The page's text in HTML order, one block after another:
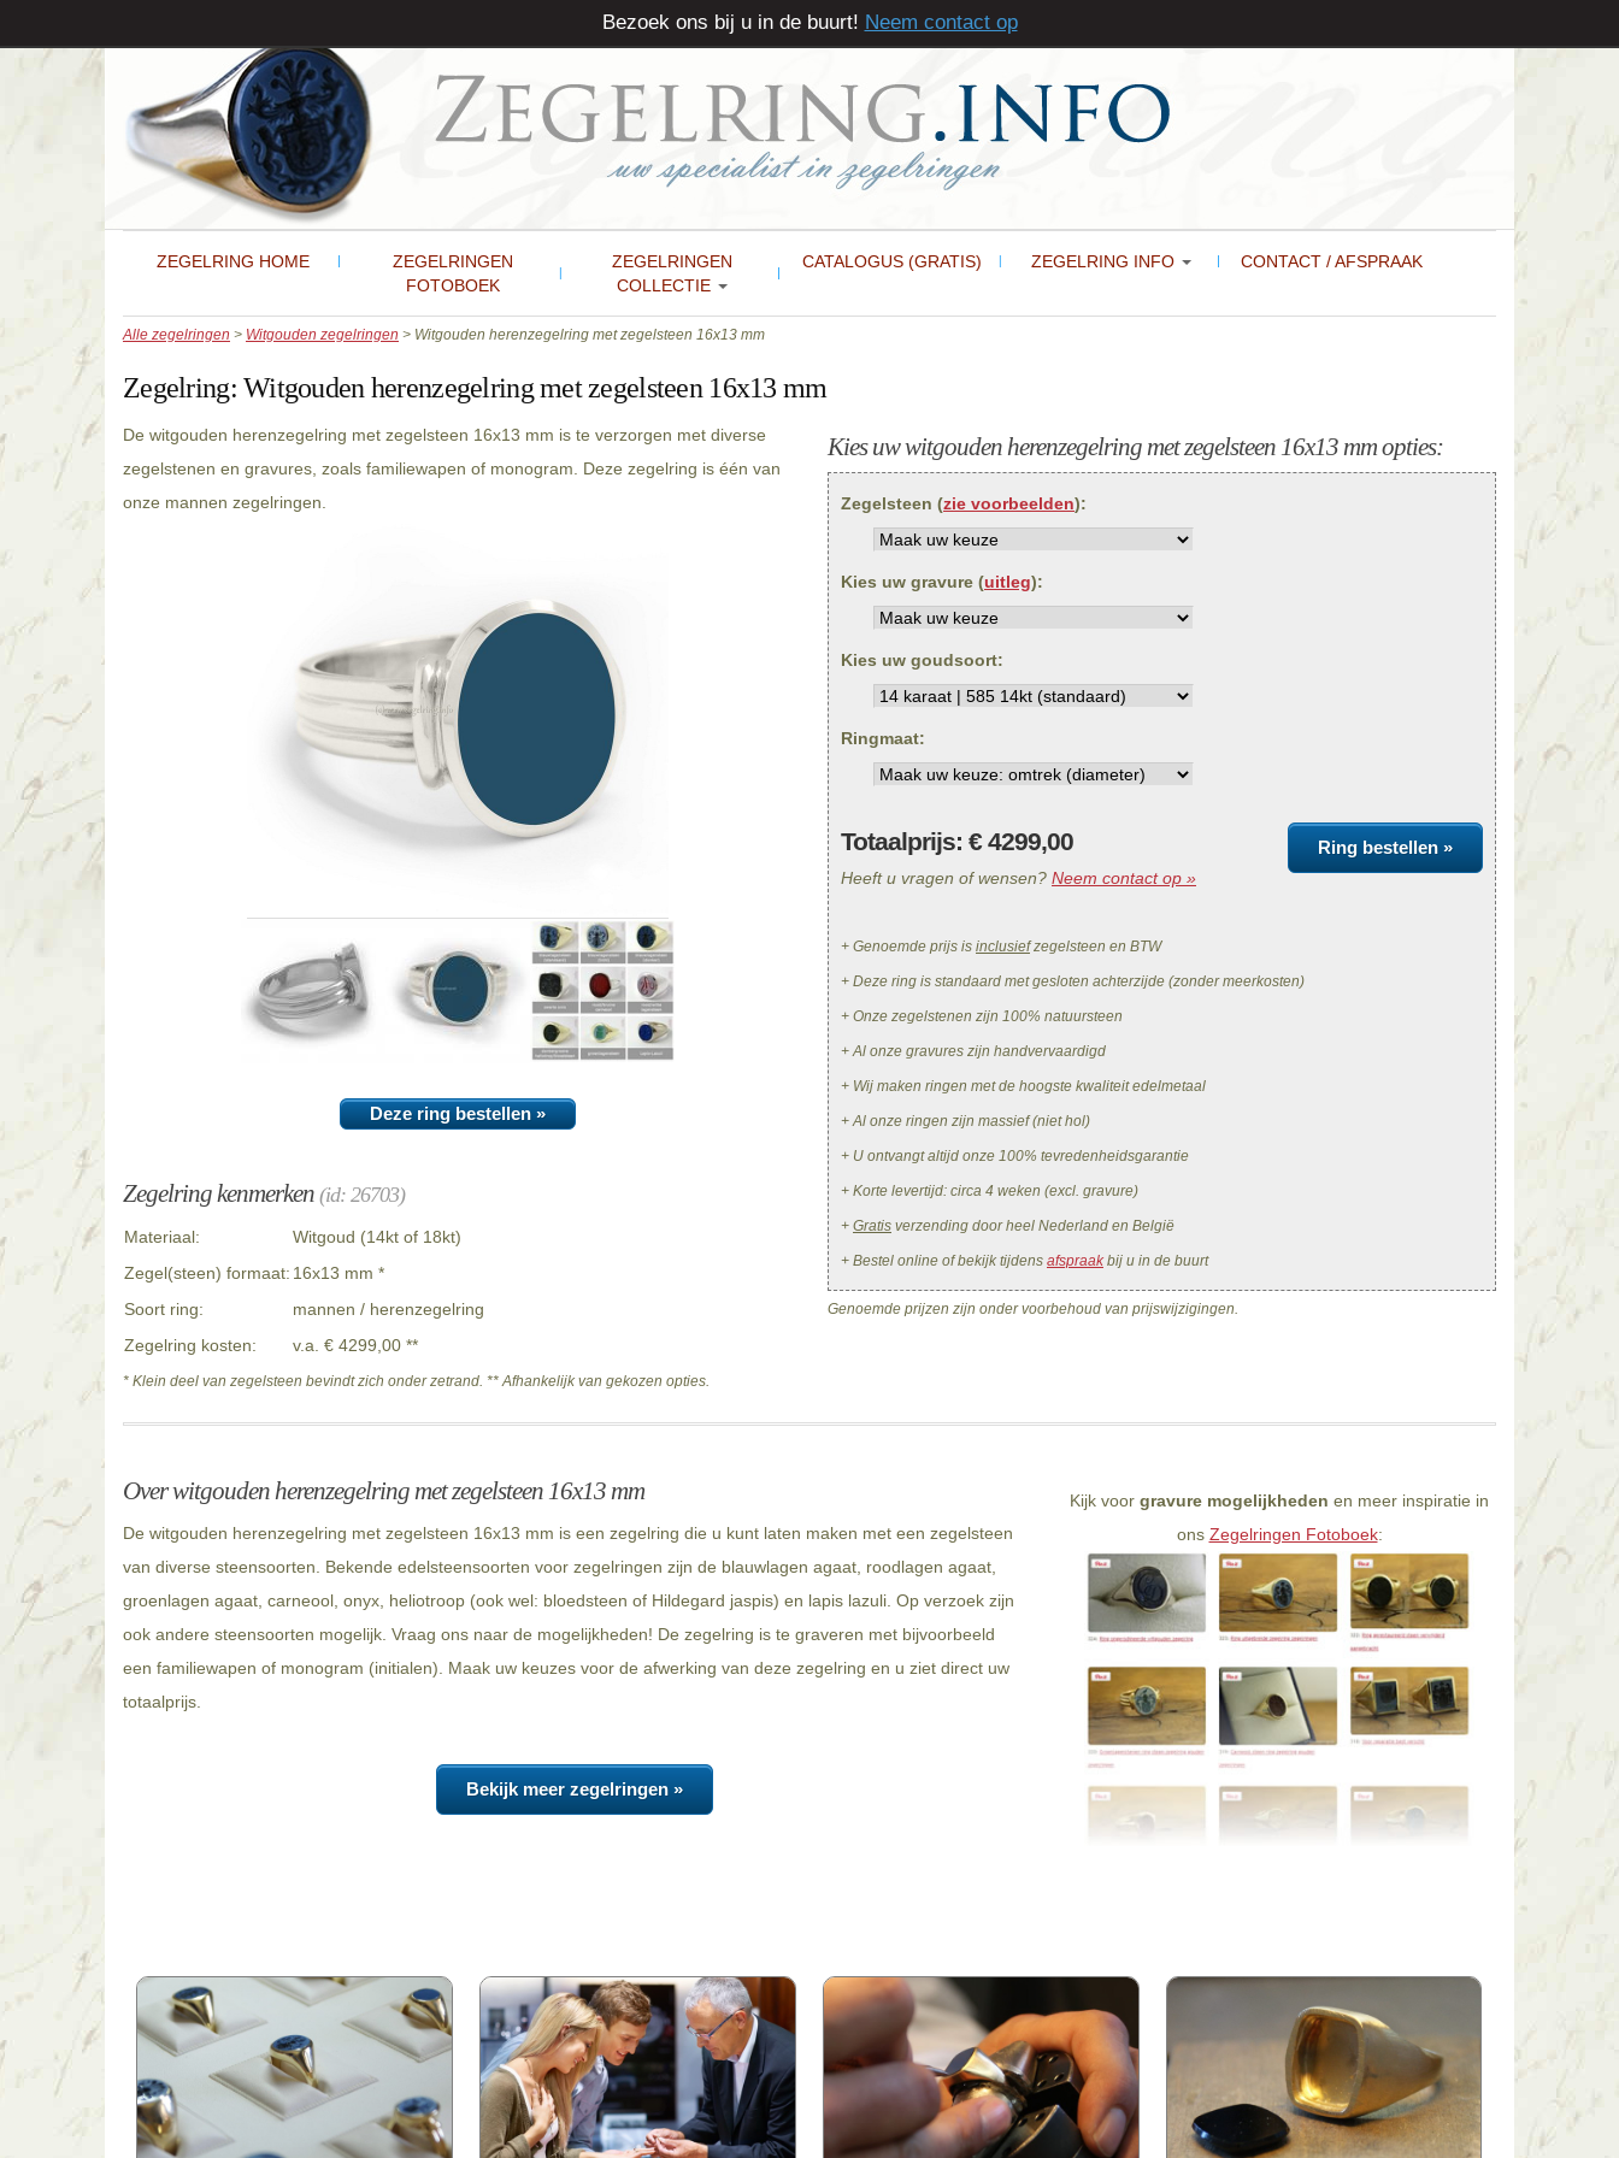
ZEGELRING HOME
ZEGELRINGEN
FOTOBOEK
ZEGELRINGEN
COLLECTIE
CATALOGUS (GRATIS) ZEGELRING INFO CONTACT / AFSPRAAK
Alle zegelringen > Witgouden zegelringen > Witgouden herenzegelring met zegelsteen 16x13 mm
Zegelring:Witgouden herenzegelring met zegelsteen 16x13 mm
De witgouden herenzegelring met zegelsteen 16x13 mm is te verzorgen met diverse
zegelstenen en gravures, zoals familiewapen of monogram. Deze zegelring is één van
onze mannen zegelringen.
Deze ring bestellen »
Zegelring kenmerken (id: 26703)
Materiaal:
Witgoud (14kt of 18kt)
Zegel(steen) formaat: 16x13 mm *
Soort ring:
mannen / herenzegelring
Zegelring kosten:
v.a. € 4299,00 **
* Klein deel van zegelsteen bevindt zich onder zetrand. ** Afhankelijk van gekozen opties.
Kies uw witgouden herenzegelring met zegelsteen 16x13 mm opties:
Zegelsteen (zie voorbeelden):
Kies uw gravure (uitleg):
Kies uw goudsoort:
Ringmaat:
Ring bestellen »
Totaalprijs: €4299,00
Heeft u vragen of wensen? Neem contact op »
+ Genoemde prijs is inclusiefzegelsteen en BTW
+ Deze ring is standaard met gesloten achterzijde (zonder meerkosten)
+ Onze zegelstenen zijn 100% natuursteen
+ Al onze gravures zijn handvervaardigd
+ Wij maken ringen met de hoogste kwaliteit edelmetaal
+ Al onze ringen zijn massief (niet hol)
+ U ontvangt altijd onze 100% tevredenheidsgarantie
+ Korte levertijd: circa 4 weken (excl. gravure)
+ Gratis verzending door heel Nederland en België
+ Bestel online of bekijk tijdens afspraakbij u in de buurt
Genoemde prijzen zijn onder voorbehoud van prijswijzigingen.
Over witgouden herenzegelring met zegelsteen 16x13 mm
De witgouden herenzegelring met zegelsteen 16x13 mm is een zegelring die u kunt laten maken met een zegelsteen
van diverse steensoorten. Bekende edelsteensoorten voor zegelringen zijn de blauwlagen agaat, roodlagen agaat,
groenlagen agaat, carneool, onyx, heliotroop (ook wel: bloedsteen of Hildegard jaspis) en lapis lazuli. Op verzoek zijn
ook andere steensoorten mogelijk. Vraag ons naar de mogelijkheden! De zegelring is te graveren met bijvoorbeeld
een familiewapen of monogram (initialen). Maak uw keuzes voor de afwerking van deze zegelring en u ziet direct uw
totaalprijs.
Bekijk meer zegelringen »
Kijk voor gravure mogelijkheden en meer inspiratie in
ons Zegelringen Fotoboek:
Bezoek ons bij u in de buurt! Neem contact op